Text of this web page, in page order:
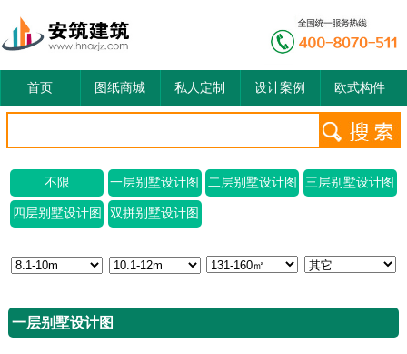
首页 图纸商城 私人定制 设计案例 欧式构件
不限 一层别墅设计图 二层别墅设计图 三层别墅设计图
四层别墅设计图 双拼别墅设计图
一层别墅设计图